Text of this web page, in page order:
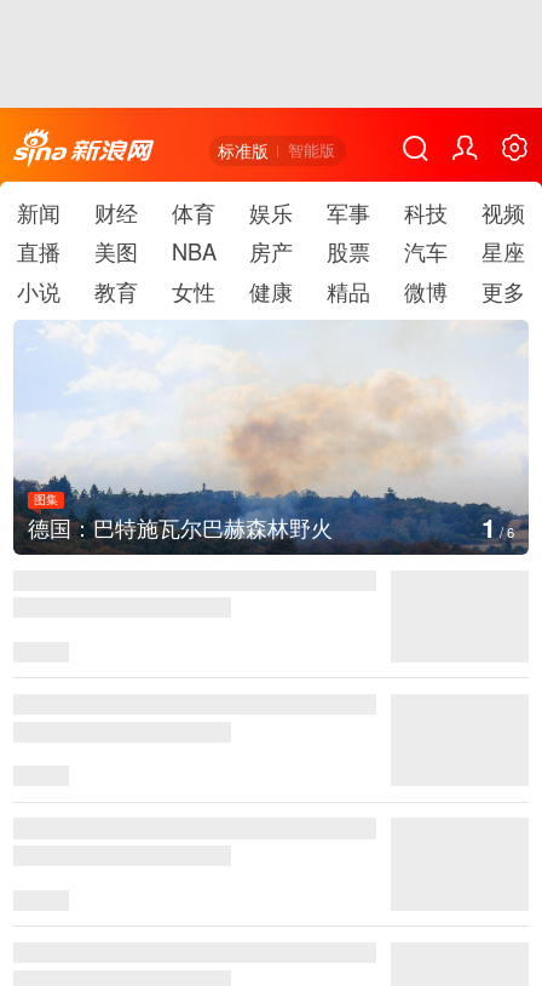
标准版 智能版
新闻 财经 体育 娱乐 军事 科技
视频
直播
美图 NBA 房产 股票 汽车
星座
小说
教育 女性 健康 精品 微博 更多
图集
德国：巴特施瓦尔巴赫森林野火 1/6